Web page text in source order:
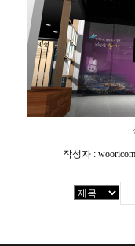
작성자 :